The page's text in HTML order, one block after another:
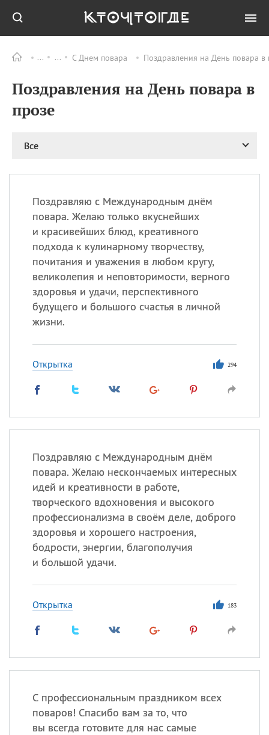
С Днем повара Поздравления на День повара
Поздравления на День повара в
прозе
Все
Поздравляю с Международным днём
повара. Желаю только вкуснейших
и красивейших блюд, креативного
подхода к кулинарному творчеству,
почитания и уважения в любом кругу,
великолепия и неповторимости, верного
здоровья и удачи, перспективного
будущего и большого счастья в личной
жизни.
Открытка 294
Поздравляю с Международным днём
повара. Желаю нескончаемых интересных
идей и креативности в работе,
творческого вдохновения и высокого
профессионализма в своём деле, доброго
здоровья и хорошего настроения,
бодрости, энергии, благополучия
и большой удачи.
Открытка 183
С профессиональным праздником всех
поваров! Спасибо вам за то, что
вы всегда готовите для нас самые
ПРАЗДНИКИ Все
08.08
День «Счастье
случается» (Happiness
великомученика
покровителя всех
врачей и целителя
больных
09.08 День книголюбов (Book
Lovers Day)
ИМЕНА
Посмотреть значениеи
происхождение